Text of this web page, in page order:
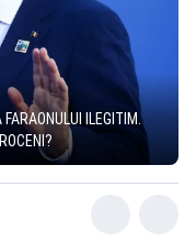
ILEGITIM.